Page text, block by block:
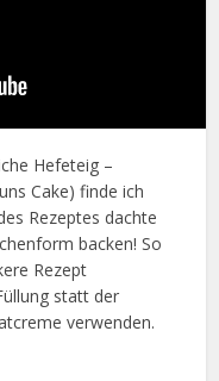
Hefeteig –
Cake) finde ich
Rezeptes dachte
backen! So
Rezept
statt der
verwenden.